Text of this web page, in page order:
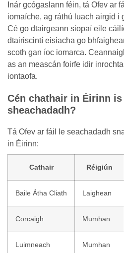
Inár gcógaslann féin, tá Ofev ar
iomaíche, ag ráthú luach airgid i
Cé go dtairgeann siopaí eile
dtairiscintí eisiacha go
scoth gan íoc iomarca.
as an meascán foirfe idir
iontaofa.
Cén chathair in Éirinn
sheachadadh?
Tá Ofev ar fáil le seachadadh
in Éirinn:
Cathair Réigiún
Baile Átha Cliath Laighean
Corcaigh Mumhan
Luimneach Mumhan